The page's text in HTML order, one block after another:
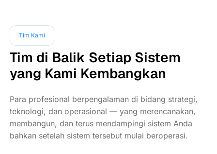
Tim Kami
Tim di Balik Setiap Sistem
yang Kami Kembangkan
Para profesional berpengalaman di bidang strategi,
teknologi, dan operasional — yang merencanakan,
membangun, dan terus mendampingi sistem Anda
bahkan setelah sistem tersebut mulai beroperasi.